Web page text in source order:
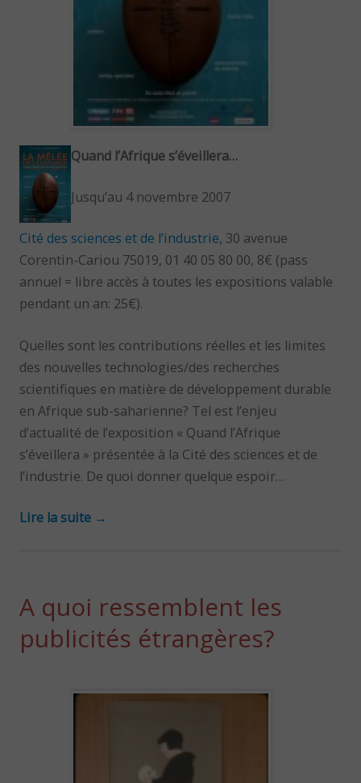
Quand l’Afrique s’éveillera…
Jusqu’au 4 novembre 2007
Cité des sciences et de l’industrie, 30 avenue
Corentin-Cariou 75019, 01 40 05 80 00, 8€ (pass
annuel = libre accès à toutes les expositions valable
pendant un an: 25€).
Quelles sont les contributions réelles et les limites
des nouvelles technologies/des recherches
scientifiques en matière de développement durable
en Afrique sub-saharienne? Tel est l’enjeu
d’actualité de l’exposition « Quand l’Afrique
s’éveillera » présentée à la Cité des sciences et de
l’industrie. De quoi donner quelque espoir…
Lire la suite →
A quoi ressemblent les
publicités étrangères?